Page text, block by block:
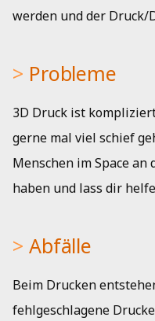
werden und der Druck/
Probleme
3D Druck ist
gerne mal viel schief
Menschen im Space
haben und lass dir
Abfälle
Beim Drucken
fehlgeschlagene